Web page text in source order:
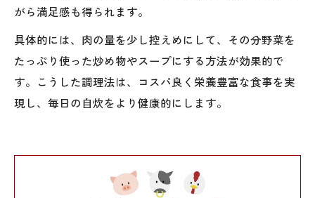
がら満足感も得られます。
具体的には、肉の量を少し控えめにして、その分野菜を
たっぷり使った炒め物やスープにする方法が効果的で
す。こうした調理法は、コスパ良く栄養豊富な食事を実
現し、毎日の自炊をより健康的にします。